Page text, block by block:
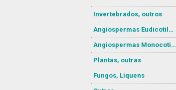
Invertebrados, outros
Angiospermas Eudicotiledôneas
Angiospermas Monocotiledôneas
Plantas, outras
Fungos, Líquens